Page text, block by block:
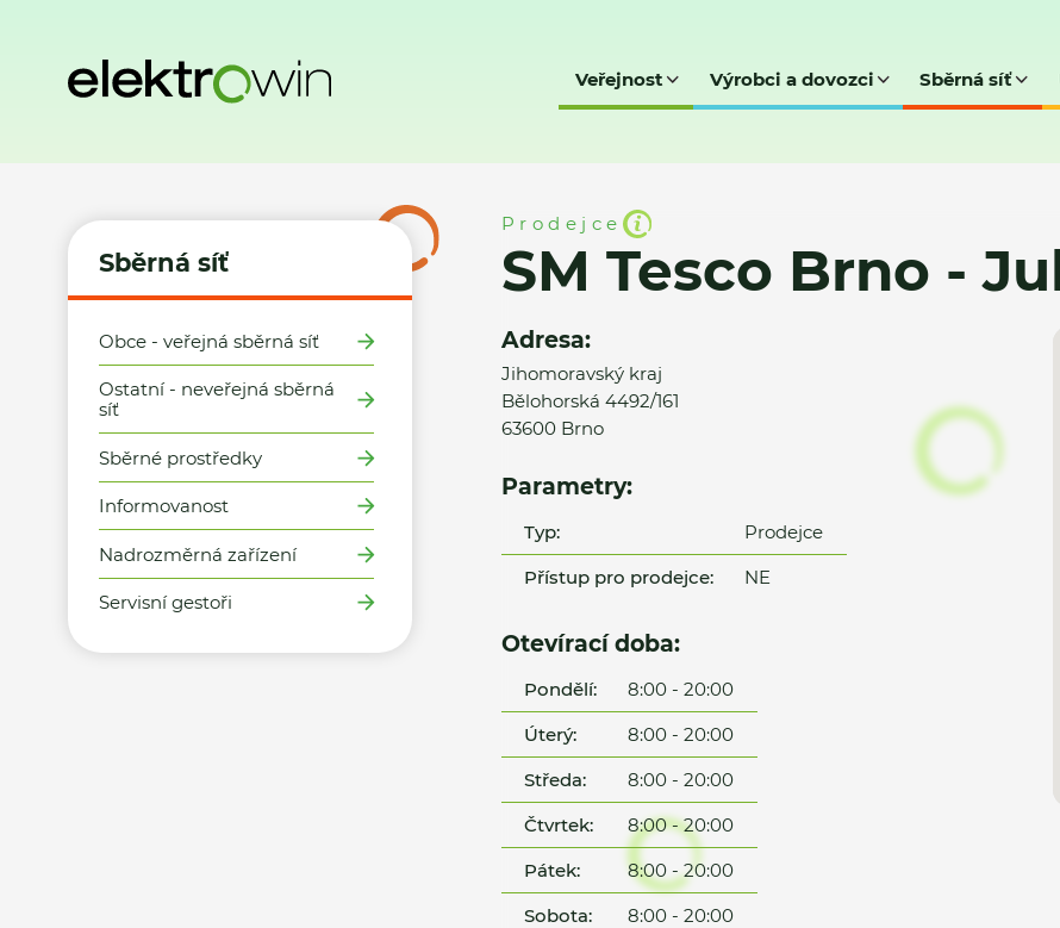
Veřejnost Výrobci a dovozci Sběrná síť
Sběrná síť
Obce - veřejná sběrná síť
Ostatní - neveřejná sběrná
síť
Sběrné prostředky
Informovanost
Nadrozměrná zařízení
Servisní gestoři
Prodejce
SM Tesco Brno -
Adresa:
Jihomoravský kraj
Bělohorská 4492/161
63600 Brno
Parametry:
Typ:
Prodejce
Přístup pro prodejce:
NE
Otevírací doba:
Pondělí:
8:00 - 20:00
Úterý:
8:00 - 20:00
Středa:
8:00 - 20:00
Čtvrtek:
8:00 - 20:00
Pátek:
8:00 - 20:00
Sobota:
8:00 - 20:00